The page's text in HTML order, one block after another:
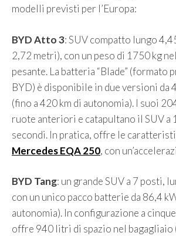
modelli previsti per l’Europa:
BYD Atto 3: SUV compatto lungo
2,72 metri), con un peso di 1750 kg
pesante. La batteria “Blade” (formato
BYD) è disponibile in due versioni da
(fino a 420 km di autonomia). I suoi
ruote anteriori e catapultano il SUV a
secondi. In pratica, offre le
Mercedes EQA 250, con
BYD Tang: un grande SUV a 7 posti,
con un unico pacco batterie da 86,4
autonomia). In configurazione a
offre 940 litri di spazio nel